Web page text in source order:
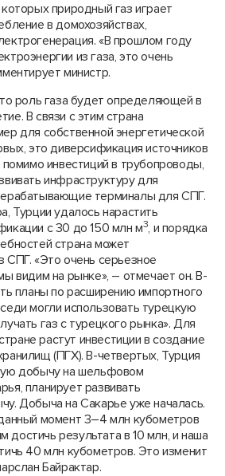
природный газ играет
в домохозяйствах,
«В прошлом году
из газа, это очень
министр.
роль газа будет определяющей в
В связи с этим страна
для собственной энергетической
это диверсификация источников
инвестиций в трубопроводы,
инфраструктуру для
терминалы для СПГ.
Турции удалось нарастить
с 30 до 150 млн м3, и порядка
страна может
СПГ. «Это очень серьезное
видим на рынке», – отмечает он. В-
планы по расширению импортного
могли использовать турецкую
газ с турецкого рынка». Для
растут инвестиции в создание
(ПГХ). В-четвертых, Турция
добычу на шельфовом
планирует развивать
Добыча на Сакарье уже началась.
момент 3–4 млн кубометров
достичь результата в 10 млн, и наша
40 млн кубометров. Это изменит
Байрактар.